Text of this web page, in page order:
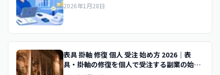
2026年1月28日
表具 掛軸 修復 個人 受注 始め方 2026｜表
具・掛軸の修復を個人で受注する副業の始め